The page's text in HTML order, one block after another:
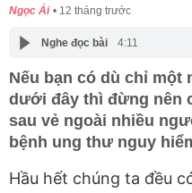
Ngọc Ái 12 tháng trước
Nghe đọc bài 4:11
Nếu bạn có dù chỉ
dưới đây thì đừng nên
sau vẻ ngoài nhiều
bệnh ung thư nguy
Hầu hết chúng ta đều